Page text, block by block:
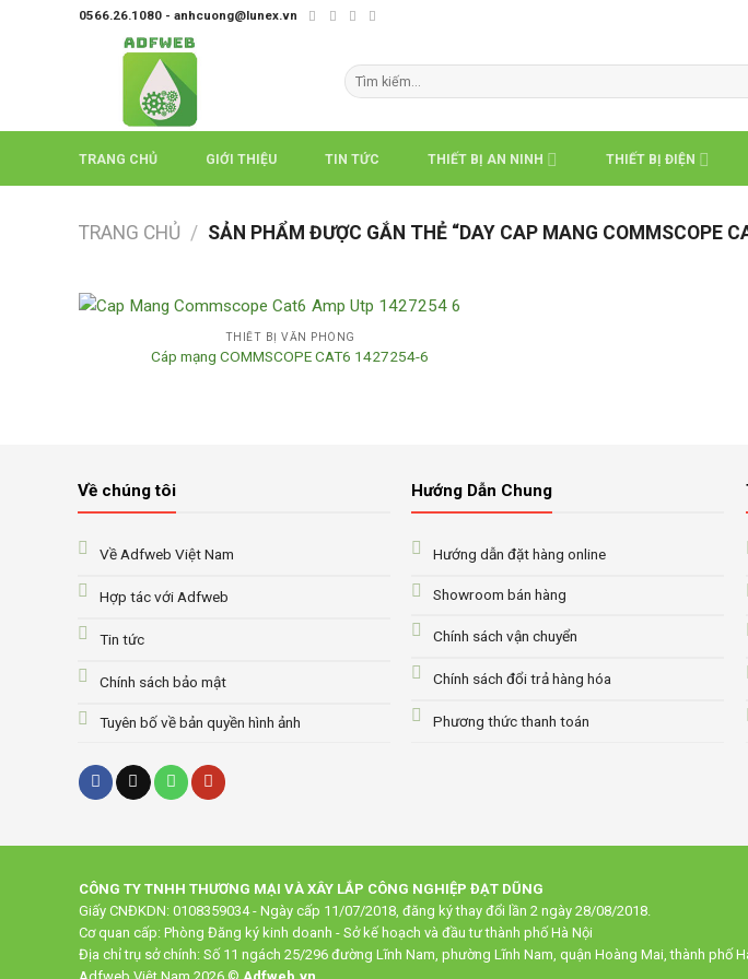
0566.26.1080 - anhcuong@lunex.vn
Tìm
kiếm:
TRANG CHỦ GIỚI THIỆU TIN TỨC THIẾT BỊ AN NINH THIẾT BỊ ĐIỆN
TRANG CHỦ / SẢN PHẨM ĐƯỢC GẮN THẺ “DAY CAP MANG COMMSCOPE
THIẾT BỊ VĂN PHÒNG
Cáp mạng COMMSCOPE CAT6 1427254-6
Về chúng tôi
Về Adfweb Việt Nam
Hợp tác với Adfweb
Tin tức
Chính sách bảo mật
Tuyên bố về bản quyền hình ảnh
Hướng Dẫn Chung
Hướng dẫn đặt hàng online
Showroom bán hàng
Chính sách vận chuyển
Chính sách đổi trả hàng hóa
Phương thức thanh toán
CÔNG TY TNHH THƯƠNG MẠI VÀ XÂY LẮP CÔNG NGHIỆP ĐẠT DŨNG
Giấy CNĐKDN: 0108359034 - Ngày cấp 11/07/2018, đăng ký thay đổi lần 2 ngày 28/08/2018.
Cơ quan cấp: Phòng Đăng ký kinh doanh - Sở kế hoạch và đầu tư thành phố Hà Nội
Địa chỉ trụ sở chính: Số 11 ngách 25/296 đường Lĩnh Nam, phường Lĩnh Nam, quận Hoàng Mai, thành phố